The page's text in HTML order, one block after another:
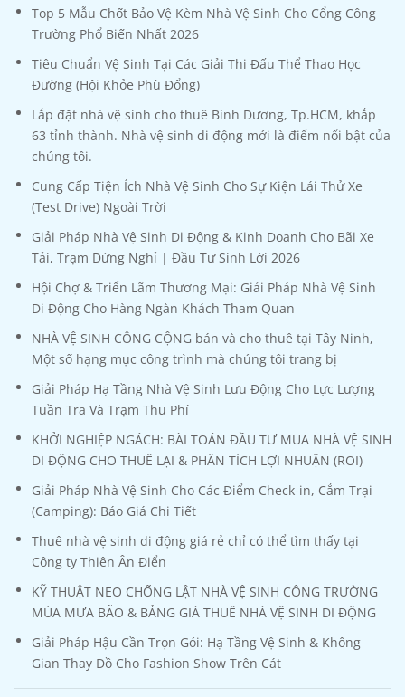
Top 5 Mẫu Chốt Bảo Vệ Kèm Nhà Vệ Sinh Cho Cổng Công
Trường Phổ Biến Nhất 2026
Tiêu Chuẩn Vệ Sinh Tại Các Giải Thi Đấu Thể Thao Học
Đường (Hội Khỏe Phù Đổng)
Lắp đặt nhà vệ sinh cho thuê Bình Dương, Tp.HCM, khắp
63 tỉnh thành. Nhà vệ sinh di động mới là điểm nổi bật của
chúng tôi.
Cung Cấp Tiện Ích Nhà Vệ Sinh Cho Sự Kiện Lái Thử Xe
(Test Drive) Ngoài Trời
Giải Pháp Nhà Vệ Sinh Di Động & Kinh Doanh Cho Bãi Xe
Tải, Trạm Dừng Nghỉ | Đầu Tư Sinh Lời 2026
Hội Chợ & Triển Lãm Thương Mại: Giải Pháp Nhà Vệ Sinh
Di Động Cho Hàng Ngàn Khách Tham Quan
NHÀ VỆ SINH CÔNG CỘNG bán và cho thuê tại Tây Ninh,
Một số hạng mục công trình mà chúng tôi trang bị
Giải Pháp Hạ Tầng Nhà Vệ Sinh Lưu Động Cho Lực Lượng
Tuần Tra Và Trạm Thu Phí
KHỞI NGHIỆP NGÁCH: BÀI TOÁN ĐẦU TƯ MUA NHÀ VỆ SINH
DI ĐỘNG CHO THUÊ LẠI & PHÂN TÍCH LỢI NHUẬN (ROI)
Giải Pháp Nhà Vệ Sinh Cho Các Điểm Check-in, Cắm Trại
(Camping): Báo Giá Chi Tiết
Thuê nhà vệ sinh di động giá rẻ chỉ có thể tìm thấy tại
Công ty Thiên Ân Điển
KỸ THUẬT NEO CHỐNG LẬT NHÀ VỆ SINH CÔNG TRƯỜNG
MÙA MƯA BÃO & BẢNG GIÁ THUÊ NHÀ VỆ SINH DI ĐỘNG
Giải Pháp Hậu Cần Trọn Gói: Hạ Tầng Vệ Sinh & Không
Gian Thay Đồ Cho Fashion Show Trên Cát